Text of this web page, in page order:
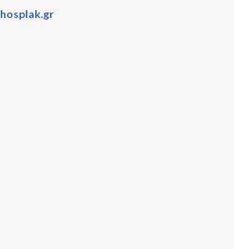
hosplak.gr